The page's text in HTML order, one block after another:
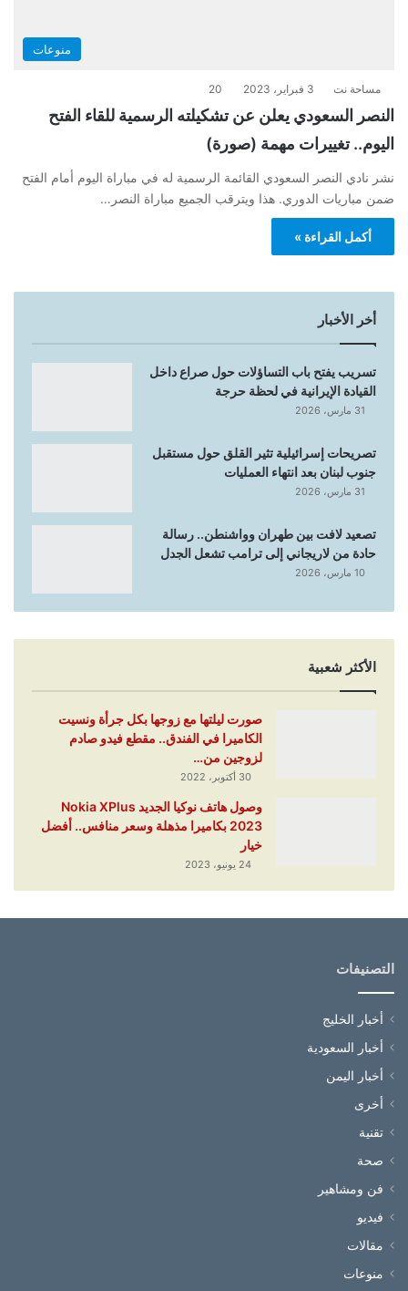
منوعات
مساحة نت 3 فبراير، 2023 20
النصر السعودي يعلن عن تشكيلته الرسمية للقاء الفتح
اليوم.. تغييرات مهمة (صورة)
نشر نادي النصر السعودي القائمة الرسمية له في مباراة اليوم أمام الفتح
ضمن مباريات الدوري. هذا ويترقب الجميع مباراة النصر…
أكمل القراءة »
أخر الأخبار
تسريب يفتح باب التساؤلات حول صراع داخل
القيادة الإيرانية في لحظة حرجة
31 مارس، 2026
تصريحات إسرائيلية تثير القلق حول مستقبل
جنوب لبنان بعد انتهاء العمليات
31 مارس، 2026
تصعيد لافت بين طهران وواشنطن.. رسالة
حادة من لاريجاني إلى ترامب تشعل الجدل
10 مارس، 2026
الأكثر شعبية
صورت ليلتها مع زوجها بكل جرأة ونسيت
الكاميرا في الفندق.. مقطع فيدو صادم
لزوجين من…
30 أكتوبر، 2022
وصول هاتف نوكيا الجديد Nokia XPlus
2023 بكاميرا مذهلة وسعر منافس.. أفضل
خيار
24 يونيو، 2023
التصنيفات
أخبار الخليج
أخبار السعودية
أخبار اليمن
أخرى
تقنية
صحة
فن ومشاهير
فيديو
مقالات
منوعات